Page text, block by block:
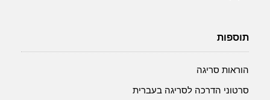
תוספות
הוראות סריגה
סרטוני הדרכה לסריגה בעברית